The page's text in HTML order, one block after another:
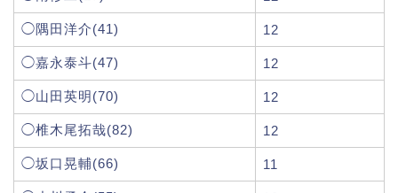
◯隅田洋介(41) 12
◯嘉永泰斗(47) 12
◯山田英明(70) 12
◯椎木尾拓哉(82) 12
◯坂口晃輔(66) 11